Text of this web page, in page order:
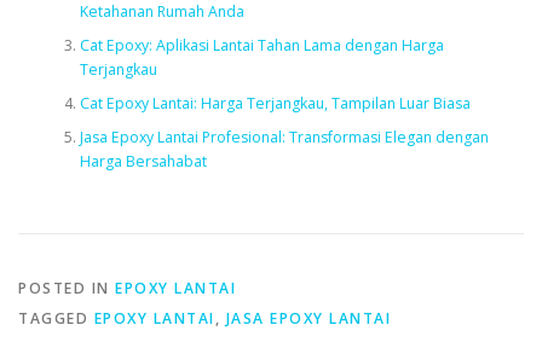
Ketahanan Rumah Anda
Cat Epoxy: Aplikasi Lantai Tahan Lama dengan Harga
Terjangkau
Cat Epoxy Lantai: Harga Terjangkau, Tampilan Luar Biasa
Jasa Epoxy Lantai Profesional: Transformasi Elegan dengan
Harga Bersahabat
POSTED IN EPOXY LANTAI
TAGGED EPOXY LANTAI, JASA EPOXY LANTAI